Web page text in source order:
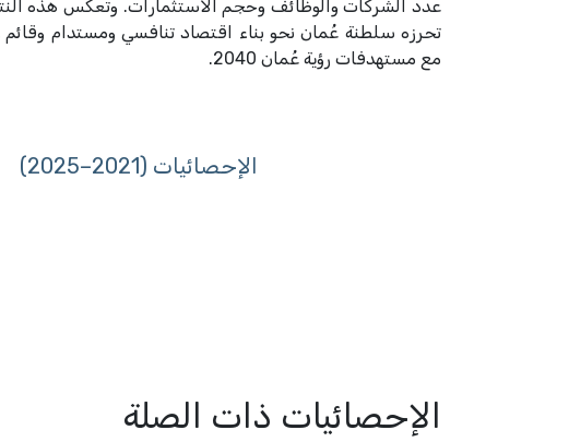
عدد الشركات والوظائف وحجم الاستثمارات. وتعكس هذه
تحرزه سلطنة عُمان نحو بناء اقتصاد تنافسي ومستدام وقائم
مع مستهدفات رؤية عُمان 2040.
الإحصائيات (2021–2025)
الإحصائيات ذات الصلة